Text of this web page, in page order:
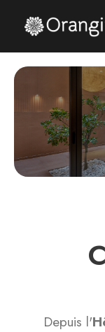
Depuis l'